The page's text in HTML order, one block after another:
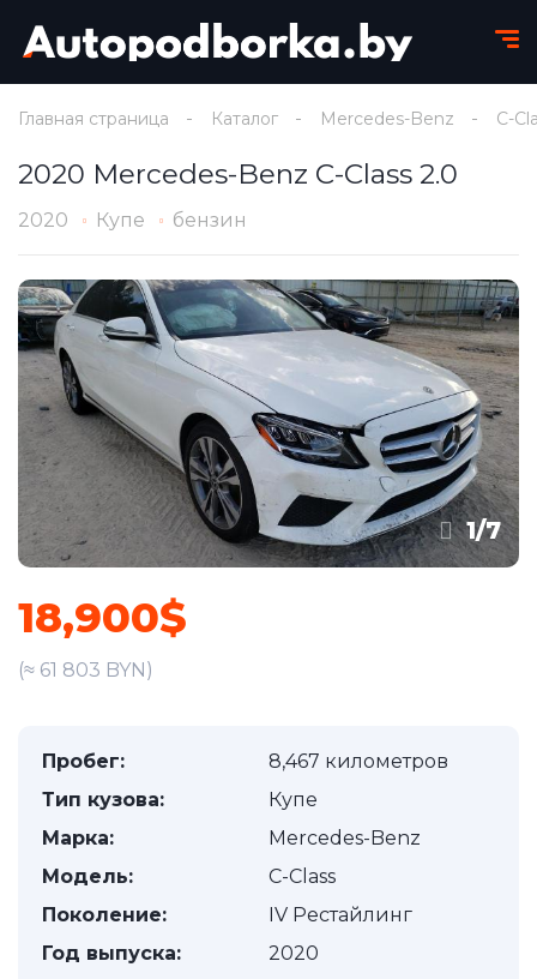
Главная страница Каталог Mercedes-Benz C-
2020 Mercedes-Benz C-Class 2.0
2020 Купе бензин
1/7
18,900$
(≈ 61 803 BYN)
Пробег:
8,467 километров
Тип кузова:
Купе
Марка:
Mercedes-Benz
Модель:
C-Class
Поколение:
IV Рестайлинг
Год выпуска:
2020